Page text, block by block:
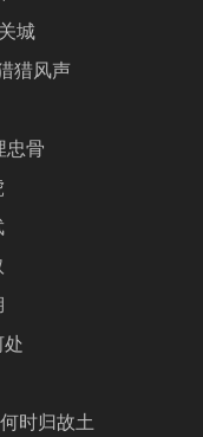
城
猎风声
忠骨
处
时归故土